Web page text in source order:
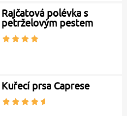
Rajčatová polévka s
petrželovým pestem
Kuřecí prsa Caprese